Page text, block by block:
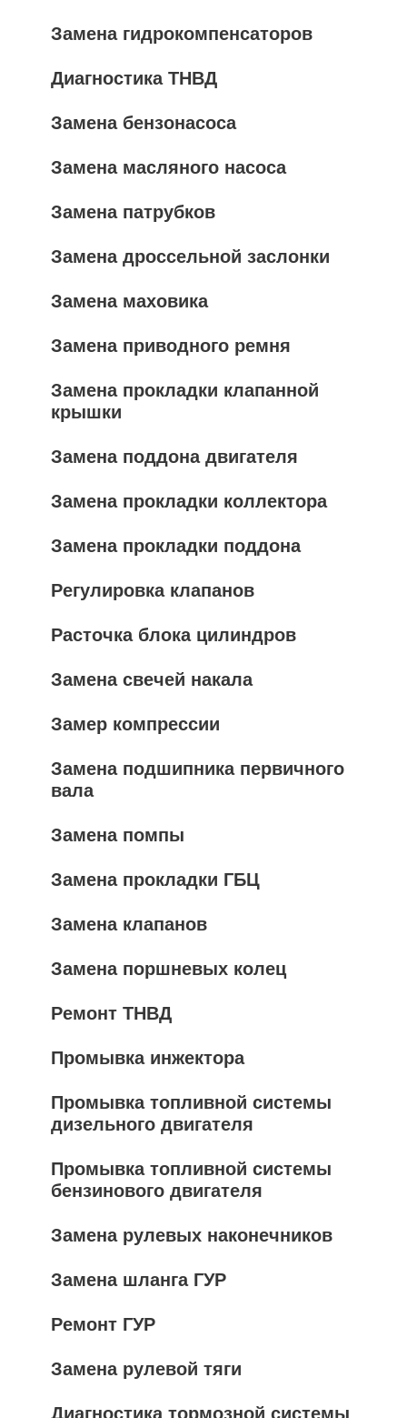
Замена гидрокомпенсаторов
Диагностика ТНВД
Замена бензонасоса
Замена масляного насоса
Замена патрубков
Замена дроссельной заслонки
Замена маховика
Замена приводного ремня
Замена прокладки клапанной
крышки
Замена поддона двигателя
Замена прокладки коллектора
Замена прокладки поддона
Регулировка клапанов
Расточка блока цилиндров
Замена свечей накала
Замер компрессии
Замена подшипника первичного
вала
Замена помпы
Замена прокладки ГБЦ
Замена клапанов
Замена поршневых колец
Ремонт ТНВД
Промывка инжектора
Промывка топливной системы
дизельного двигателя
Промывка топливной системы
бензинового двигателя
Замена рулевых наконечников
Замена шланга ГУР
Ремонт ГУР
Замена рулевой тяги
Диагностика тормозной системы